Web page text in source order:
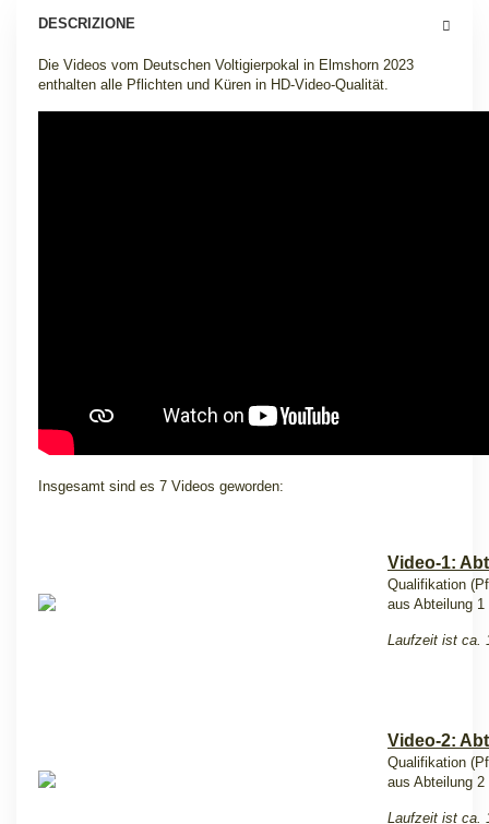
DESCRIZIONE
Die Videos vom Deutschen Voltigierpokal in Elmshorn 2023
enthalten alle Pflichten und Küren in HD-Video-Qualität.
Insgesamt sind es 7 Videos geworden:
Video-1:
Qualifikation
aus Abteilung 1
Laufzeit ist ca.
Video-2:
Qualifikation
aus Abteilung 2
Laufzeit ist ca.